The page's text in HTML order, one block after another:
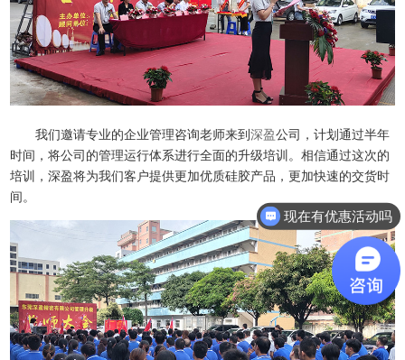
我们邀请专业的企业管理咨询老师来到深盈公司，计划通过半年
时间，将公司的管理运行体系进行全面的升级培训。相信通过这次的
培训，深盈将为我们客户提供更加优质硅胶产品，更加快速的交货时
间。
现在有优惠活动吗